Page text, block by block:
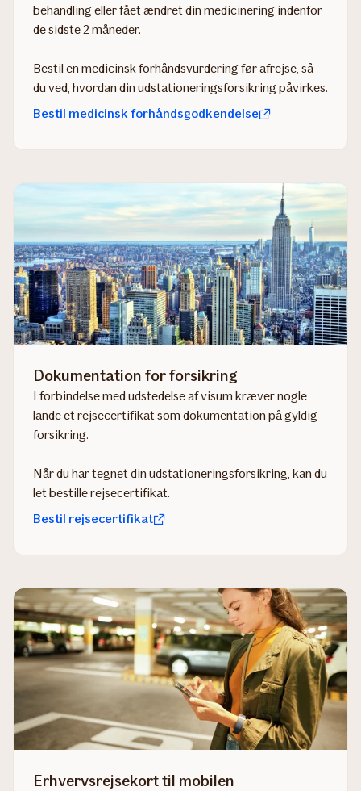
behandling eller fået ændret din medicinering indenfor
de sidste 2 måneder.
Bestil en medicinsk forhåndsvurdering før afrejse, så
du ved, hvordan din udstationeringsforsikring påvirkes.
Bestil medicinsk forhåndsgodkendelse
Dokumentation for forsikring
I forbindelse med udstedelse af visum kræver nogle
lande et rejsecertifikat som dokumentation på gyldig
forsikring.
Når du har tegnet din udstationeringsforsikring, kan du
let bestille rejsecertifikat.
Bestil rejsecertifikat
Erhvervsrejsekort til mobilen